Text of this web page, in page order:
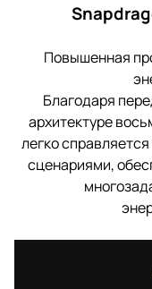
Повышенная
Благодаря
архитектуре
легко
сценариями,